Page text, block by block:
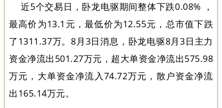
近5个交易日，卧龙电驱期间整体下跌0.08% ，
最高价为13.1元，最低价为12.55元，总市值下跌
了1311.37万。8月3日消息，卧龙电驱8月3日主力
资金净流出501.27万元，超大单资金净流出575.98
万元，大单资金净流入74.72万元，散户资金净流
出165.14万元。